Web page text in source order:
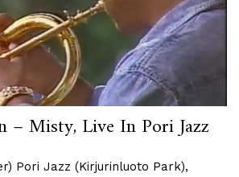
– Misty, Live In Pori Jazz
Pori Jazz (Kirjurinluoto Park),